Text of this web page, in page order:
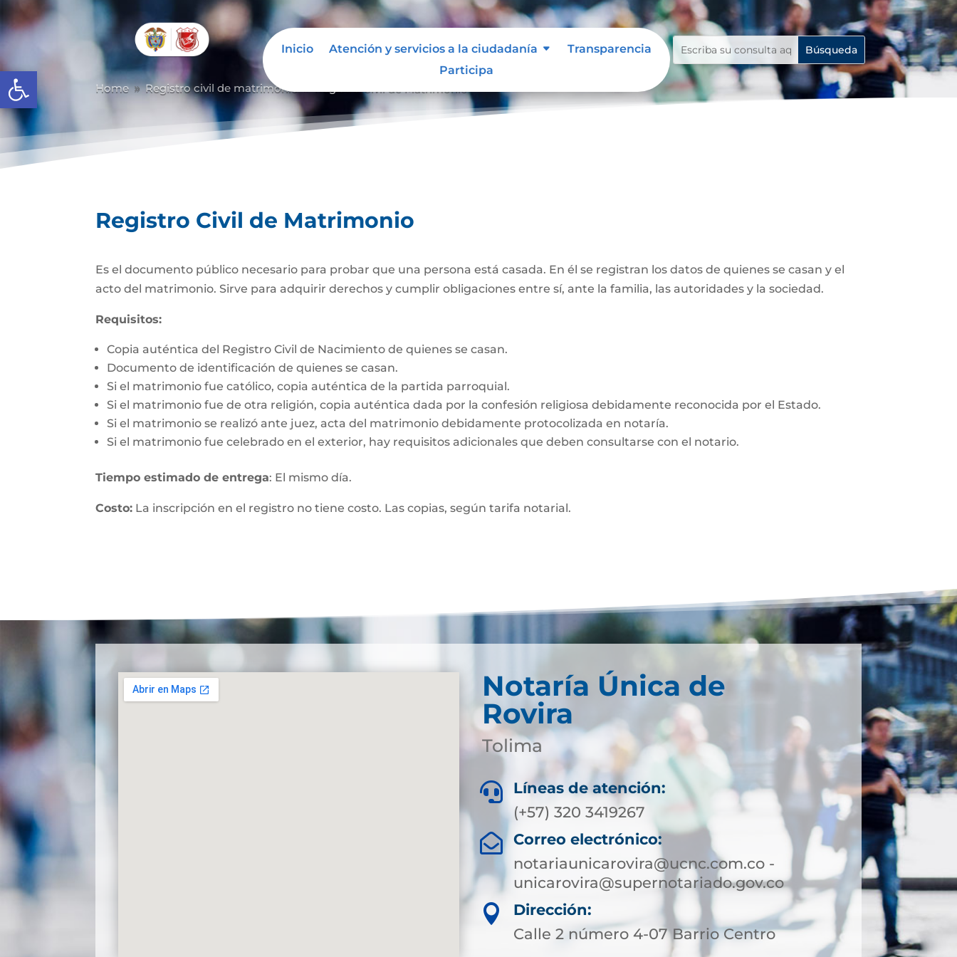
Abrir barra de herramientas
Inicio Atención y servicios a la ciudadanía
Transparencia
Participa
Home 9 Registro civil de matrimonio
Registro Civil de Matrimonio
Es el documento público necesario para probar que una persona está casada. En él se registran los datos de quienes se casan y el
acto del matrimonio. Sirve para adquirir derechos y cumplir obligaciones entre sí, ante la familia, las autoridades y la sociedad.
Requisitos:
Copia auténtica del Registro Civil de Nacimiento de quienes se casan.
Documento de identificación de quienes se casan.
Si el matrimonio fue católico, copia auténtica de la partida parroquial.
Si el matrimonio fue de otra religión, copia auténtica dada por la confesión religiosa debidamente reconocida por el Estado.
Si el matrimonio se realizó ante juez, acta del matrimonio debidamente protocolizada en notaría.
Si el matrimonio fue celebrado en el exterior, hay requisitos adicionales que deben consultarse con el notario.
Tiempo estimado de entrega: El mismo día.
Costo: La inscripción en el registro no tiene costo. Las copias, según tarifa notarial.
Notaría Única de
Rovira
Tolima

Líneas de atención:
(+57) 320 3419267

Correo electrónico:
notariaunicarovira@ucnc.com.co -
unicarovira@supernotariado.gov.co

Dirección:
Calle 2 número 4-07 Barrio Centro